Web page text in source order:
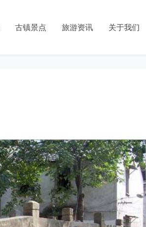
古镇景点 旅游资讯 关于我们